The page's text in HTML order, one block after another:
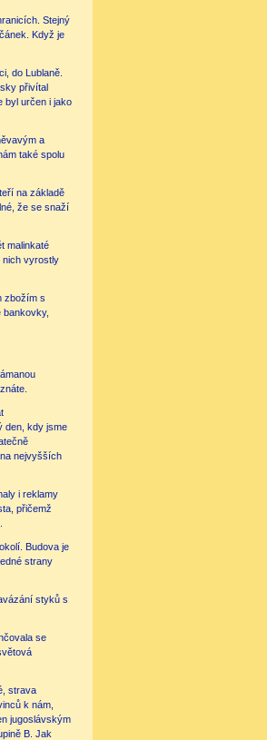
Stejný
Když je
do Lublaně.
přivítal
byl určen i jako
a
také spolu
na základě
že se snaží
malinkaté
nich vyrostly
zbožím s
den, kdy jsme
nejvyšších
i reklamy
přičemž
Budova je
strany
styků s
se
strava
k nám,
jugoslávským
B. Jak